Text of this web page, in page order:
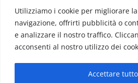
Utilizziamo i cookie per migliorare
navigazione, offrirti pubblicità o
e analizzare il nostro traffico.
acconsenti al nostro utilizzo dei
Accettare tutto
Redazione:
Direttore:
Info & Commerciale: